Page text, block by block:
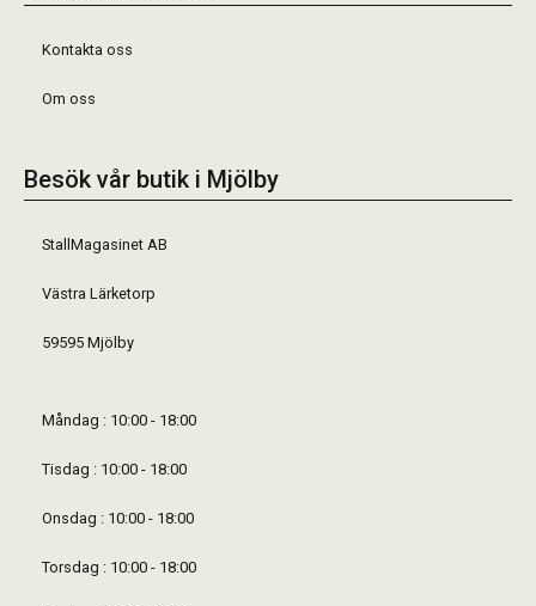
Kontakta oss
Om oss
Besök vår butik i Mjölby
StallMagasinet AB
Västra Lärketorp
59595 Mjölby
Måndag : 10:00 - 18:00
Tisdag : 10:00 - 18:00
Onsdag : 10:00 - 18:00
Torsdag : 10:00 - 18:00